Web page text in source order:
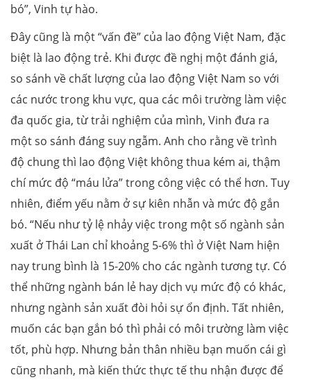
bó”, Vinh tự hào.
Đây cũng là một “vấn đề” của lao động Việt Nam, đặc
biệt là lao động trẻ. Khi được đề nghị một đánh giá,
so sánh về chất lượng của lao động Việt Nam so với
các nước trong khu vực, qua các môi trường làm việc
đa quốc gia, từ trải nghiệm của mình, Vinh đưa ra
một so sánh đáng suy ngẫm. Anh cho rằng về trình
độ chung thì lao động Việt không thua kém ai, thậm
chí mức độ “máu lửa” trong công việc có thể hơn. Tuy
nhiên, điểm yếu nằm ở sự kiên nhẫn và mức độ gắn
bó. “Nếu như tỷ lệ nhảy việc trong một số ngành sản
xuất ở Thái Lan chỉ khoảng 5-6% thì ở Việt Nam hiện
nay trung bình là 15-20% cho các ngành tương tự. Có
thể những ngành bán lẻ hay dịch vụ mức độ có khác,
nhưng ngành sản xuất đòi hỏi sự ổn định. Tất nhiên,
muốn các bạn gắn bó thì phải có môi trường làm việc
tốt, phù hợp. Nhưng bản thân nhiều bạn muốn cái gì
cũng nhanh, mà kiến thức thực tế thu nhận được để